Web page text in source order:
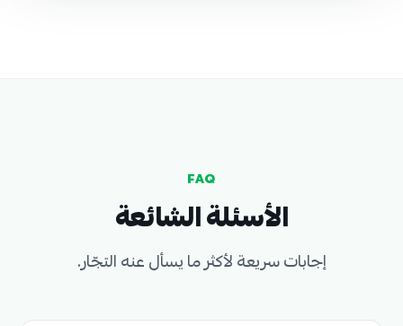
FAQ
الأسئلة الشائعة
إجابات سريعة لأكثر ما يسأل عنه التجّار.